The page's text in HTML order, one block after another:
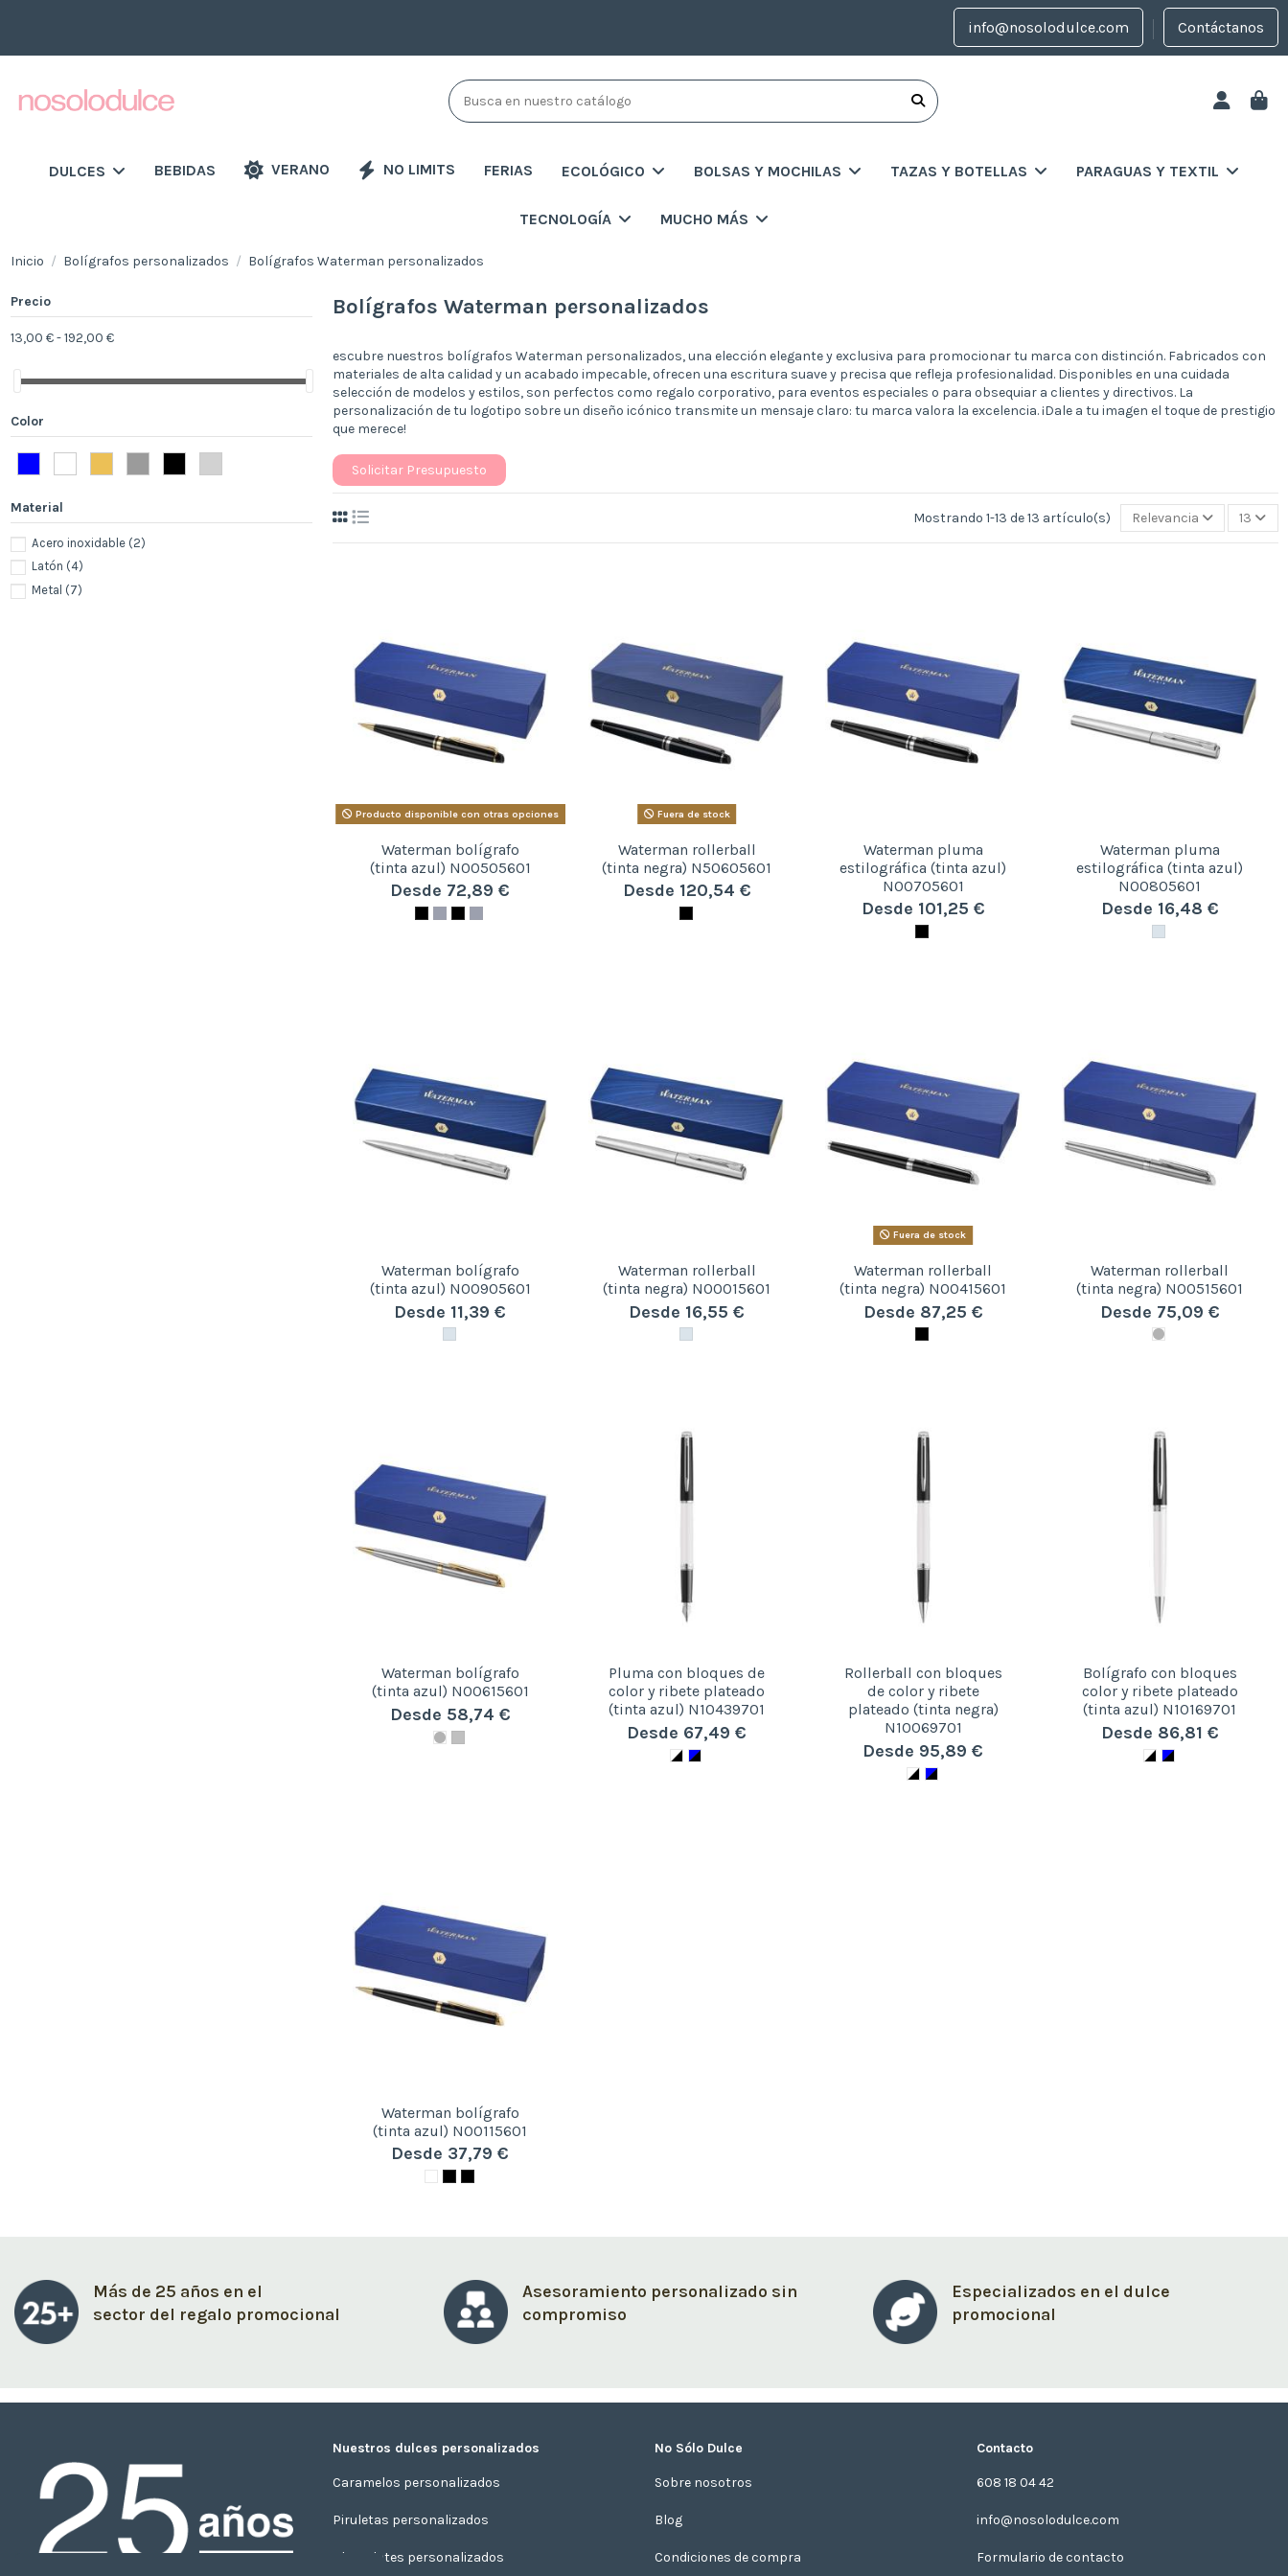
info@nosolodulce.com Contáctanos
DULCES BEBIDAS VERANO NO LIMITS FERIAS ECOLÓGICO BOLSAS Y MOCHILAS TAZAS Y BOTELLAS PARAGUAS Y TEXTIL
TECNOLOGÍA MUCHO MÁS
Inicio Bolígrafos personalizados Bolígrafos Waterman personalizados
Bolígrafos Waterman personalizados
escubre nuestros bolígrafos Waterman personalizados, una elección elegante y exclusiva para promocionar tu marca con distinción. Fabricados con
materiales de alta calidad y un acabado impecable, ofrecen una escritura suave y precisa que refleja profesionalidad. Disponibles en una cuidada
selección de modelos y estilos, son perfectos como regalo corporativo, para eventos especiales o para obsequiar a clientes y directivos. La
personalización de tu logotipo sobre un diseño icónico transmite un mensaje claro: tu marca valora la excelencia. ¡Dale a tu imagen el toque de prestigio
que merece!
Solicitar Presupuesto
Mostrando 1-13 de 13 artículo(s) Relevancia 13
Producto disponible con otras opciones
Waterman bolígrafo
(tinta azul) N00505601
Desde 72,89 €
Fuera de stock
Waterman rollerball
(tinta negra) N50605601
Desde 120,54 €
Waterman pluma
estilográfica (tinta azul)
N00705601
Desde 101,25 €
Waterman pluma
estilográfica (tinta azul)
N00805601
Desde 16,48 €
Waterman bolígrafo
(tinta azul) N00905601
Desde 11,39 €
Waterman rollerball
(tinta negra) N00015601
Desde 16,55 €
Fuera de stock
Waterman rollerball
(tinta negra) N00415601
Desde 87,25 €
Waterman rollerball
(tinta negra) N00515601
Desde 75,09 €
Waterman bolígrafo
(tinta azul) N00615601
Desde 58,74 €
Pluma con bloques de
color y ribete plateado
(tinta azul) N10439701
Desde 67,49 €
Rollerball con bloques
de color y ribete
plateado (tinta negra)
N10069701
Desde 95,89 €
Bolígrafo con bloques
color y ribete plateado
(tinta azul) N10169701
Desde 86,81 €
Waterman bolígrafo
(tinta azul) N00115601
Desde 37,79 €
Precio
13,00 € - 192,00 €
Color
Material
Acero inoxidable (2)
Latón (4)
Metal (7)
Más de 25 años en el
sector del regalo promocional
Asesoramiento personalizado sin
compromiso
Especializados en el dulce
promocional
Nuestros dulces personalizados
Caramelos personalizados
Piruletas personalizados
Chocolates personalizados
No Sólo Dulce
Sobre nosotros
Blog
Condiciones de compra
Contacto
608 18 04 42
info@nosolodulce.com
Formulario de contacto